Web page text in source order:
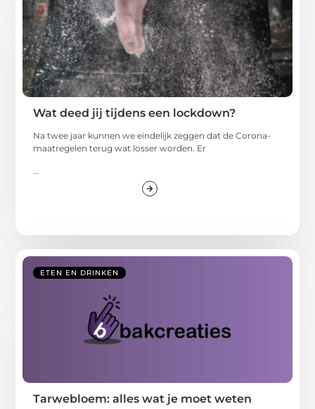
Wat deed jij tijdens een lockdown?
Na twee jaar kunnen we eindelijk zeggen dat de Corona-
maatregelen terug wat losser worden. Er
...
ETEN EN DRINKEN
Tarwebloem: alles wat je moet weten